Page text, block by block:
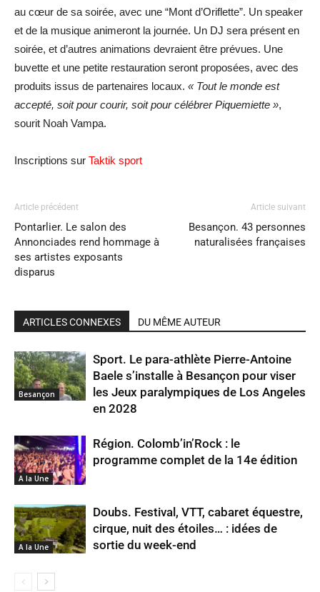
au cœur de sa soirée, avec une “Mont d’Oriflette”. Un speaker
et de la musique animeront la journée. Un DJ sera présent en
soirée, et d’autres animations devraient être prévues. Une
buvette et une petite restauration seront proposées, avec des
produits issus de partenaires locaux. « Tout le monde est
accepté, soit pour courir, soit pour célébrer Piquemiette »,
sourit Noah Vampa.
Inscriptions sur Taktik sport
Article précédent
Pontarlier. Le salon des
Annonciades rend hommage à
ses artistes exposants
disparus
Article suivant
Besançon. 43 personnes
naturalisées françaises
ARTICLES CONNEXES DU MÊME AUTEUR
Besançon
Sport. Le para-athlète Pierre-Antoine
Baele s’installe à Besançon pour viser
les Jeux paralympiques de Los Angeles
en 2028
A la Une
Région. Colomb’in’Rock : le
programme complet de la 14e édition
A la Une
Doubs. Festival, VTT, cabaret équestre,
cirque, nuit des étoiles… : idées de
sortie du week-end